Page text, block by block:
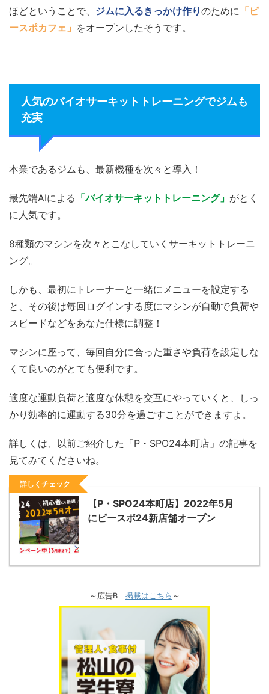
ほどということで、 ジムに入るきっかけ作りのために 「ピ
ースポカフェ」 をオープンしたそうです。
人気のバイオサーキットトレーニングでジムも
充実
本業であるジムも、最新機種を次々と導入！
最先端AIによる 「バイオサーキットトレーニング」 がとく
に人気です。
8種類のマシンを次々とこなしていくサーキットトレーニ
ング。
しかも、最初にトレーナーと一緒にメニューを設定する
と、その後は毎回ログインする度にマシンが自動で負荷や
スピードなどをあなた仕様に調整！
マシンに座って、毎回自分に合った重さや負荷を設定しな
くて良いのがとても便利です。
適度な運動負荷と適度な休憩を交互にやっていくと、しっ
かり効率的に運動する30分を過ごすことができますよ。
詳しくは、以前ご紹介した「P・SPO24本町店」の記事を
見てみてくださいね。
詳しくチェック
【P・SPO24本町店】2022年5月
にピースポ24新店舗オープン
～広告B 掲載はこちら ～